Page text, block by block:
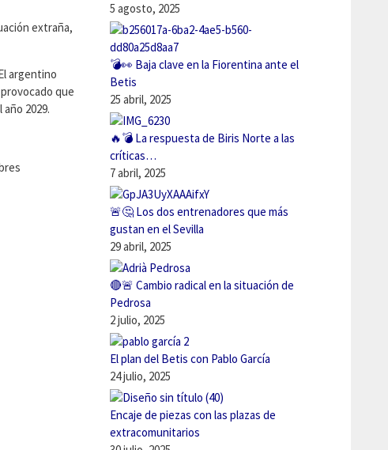
extraña,
argentino
que
2029.
5 agosto, 2025
💣👀 Baja clave en la Fiorentina ante el
Betis
25 abril, 2025
🔥💣 La respuesta de Biris Norte a las
críticas…
7 abril, 2025
🚨🤔 Los dos entrenadores que más
gustan en el Sevilla
29 abril, 2025
🔴🚨 Cambio radical en la situación de
Pedrosa
2 julio, 2025
El plan del Betis con Pablo García
24 julio, 2025
Encaje de piezas con las plazas de
extracomunitarios